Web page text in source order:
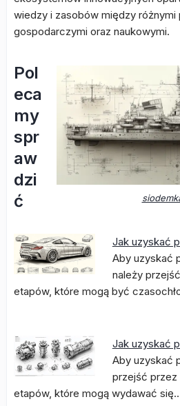
wiedzy i zasobów między różnymi
gospodarczymi oraz naukowymi.
Pol
eca
my
spr
aw
dzi
ć
Jak uzyskać
Aby uzyskać
należy
etapów, które mogą być
Jak uzyskać
Aby uzyskać
przejść przez
etapów, które mogą wydawać